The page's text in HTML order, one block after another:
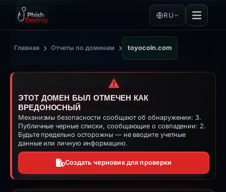
RU
Главная › Отчеты по доменам › toyocoin.com
⚠️
ЭТОТ ДОМЕН БЫЛ ОТМЕЧЕН КАК
ВРЕДОНОСНЫЙ
Механизмы безопасности сообщают об обнаружении: 3.
Публичные черные списки, сообщающие о совпадении: 2.
Будьте предельно осторожны — не вводите учетные
данные или личную информацию.
Создать черновик для проверки